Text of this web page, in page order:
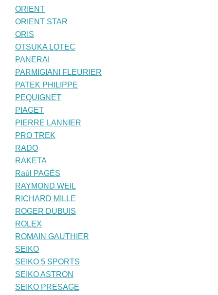
ORIENT
ORIENT STAR
ORIS
ŌTSUKA LŌTEC
PANERAI
PARMIGIANI FLEURIER
PATEK PHILIPPE
PEQUIGNET
PIAGET
PIERRE LANNIER
PRO TREK
RADO
RAKETA
Raúl PAGÈS
RAYMOND WEIL
RICHARD MILLE
ROGER DUBUIS
ROLEX
ROMAIN GAUTHIER
SEIKO
SEIKO 5 SPORTS
SEIKO ASTRON
SEIKO PRESAGE